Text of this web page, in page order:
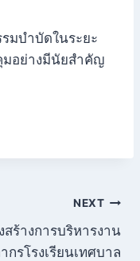
มบำบัดในระยะ
มอย่างมีนัยสำคัญ
NEXT
สร้างการบริหารงาน
กรโรงเรียนเทศบาล